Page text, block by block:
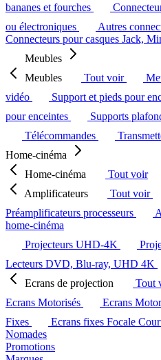
bananes et fourches
ou électroniques
Autres
Connecteurs pour casques Jack,
Meubles
Meubles
Tout voir
vidéo
Support et pieds pour
pour enceintes
Supports
Télécommandes
Home-cinéma
Home-cinéma
Tout voir
Amplificateurs
Tout voir
Préamplificateurs processeurs
home-cinéma
Projecteurs UHD-4K
Lecteurs DVD, Blu-ray, UHD 4K
Ecrans de projection
Tout
Ecrans Motorisés
Ecrans
Fixes
Ecrans fixes Focale
Nomades
Promotions